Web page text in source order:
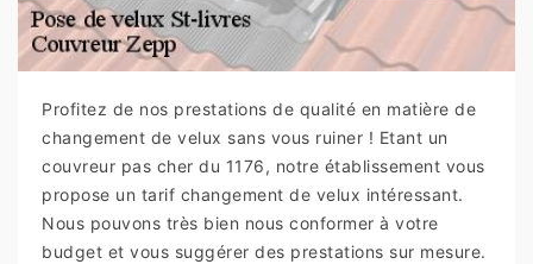
Profitez de nos prestations de qualité en matière de
changement de velux sans vous ruiner ! Etant un
couvreur pas cher du 1176, notre établissement vous
propose un tarif changement de velux intéressant.
Nous pouvons très bien nous conformer à votre
budget et vous suggérer des prestations sur mesure.